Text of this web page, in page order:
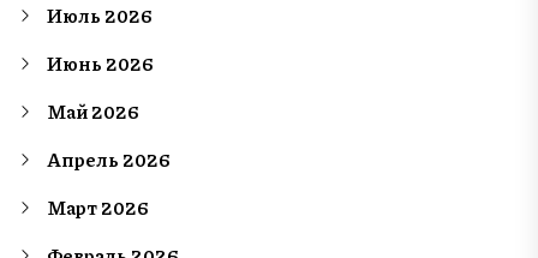
Июль 2026
Июнь 2026
Май 2026
Апрель 2026
Март 2026